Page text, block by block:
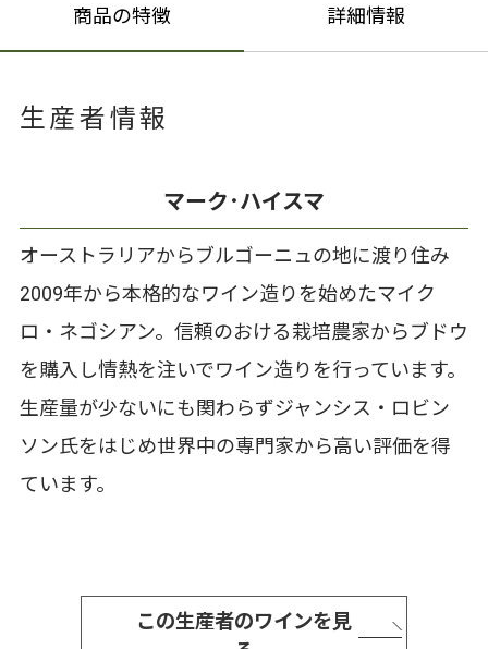
商品の特徴 詳細情報
生産者情報
マーク･ハイスマ
オーストラリアからブルゴーニュの地に渡り住み
2009年から本格的なワイン造りを始めたマイク
ロ・ネゴシアン。信頼のおける栽培農家からブドウ
を購入し情熱を注いでワイン造りを行っています。
生産量が少ないにも関わらずジャンシス・ロビン
ソン氏をはじめ世界中の専門家から高い評価を得
ています。
この生産者のワインを見